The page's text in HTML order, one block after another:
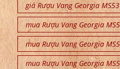
giá Rượu Vang Georgia MS53
mua Rượu Vang Georgia
mua Rượu Vang Georgia
mua Rượu Vang Georgia